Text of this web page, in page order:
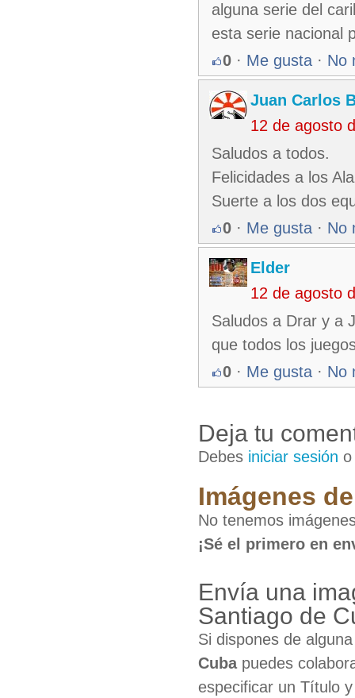
alguna serie del
esta serie nacional
0 · Me gusta · No
Juan Carlos
12 de agosto
Saludos a todos.
Felicidades a los
Suerte a los dos
0 · Me gusta · No
Elder
12 de agosto
Saludos a Drar y a
que todos los
0 · Me gusta · No
Deja tu
Debes iniciar sesión
Imágenes
No tenemos
¡Sé el primero en
Envía una
Santiago de
Si dispones de
Cubapuedes
especificar un Título